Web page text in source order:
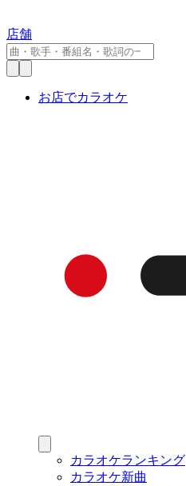
店舗
お店でカラオケ
カラオケランキング
カラオケ新曲